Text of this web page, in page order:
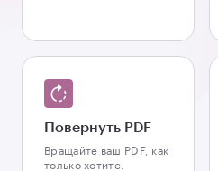
Повернуть PDF
Вращайте ваш PDF, как
только хотите.